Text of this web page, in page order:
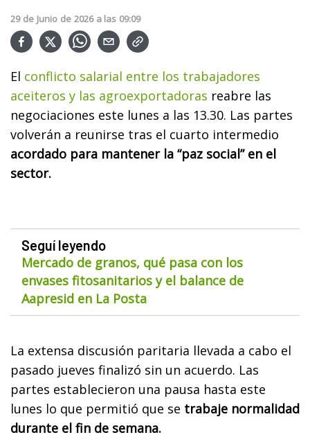
29 de Junio de 2026 a las 09:09
El conflicto salarial entre los trabajadores
aceiteros y las agroexportadoras reabre las
negociaciones este lunes a las 13.30. Las partes
volverán a reunirse tras el cuarto intermedio
acordado para mantener la “paz social” en el
sector.
Seguí leyendo
Mercado de granos, qué pasa con los
envases fitosanitarios y el balance de
Aapresid en La Posta
La extensa discusión paritaria llevada a cabo el
pasado jueves finalizó sin un acuerdo. Las
partes establecieron una pausa hasta este
lunes lo que permitió que se trabaje normalidad
durante el fin de semana.